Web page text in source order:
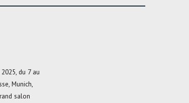
du 7 au
Munich,
salon